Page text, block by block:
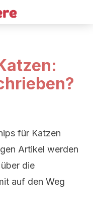
für Katzen
Artikel werden
die
auf den Weg